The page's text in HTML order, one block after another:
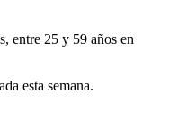
entre 25 y 59 años en
esta semana.